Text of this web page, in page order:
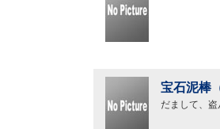
宝石泥棒
だまして、